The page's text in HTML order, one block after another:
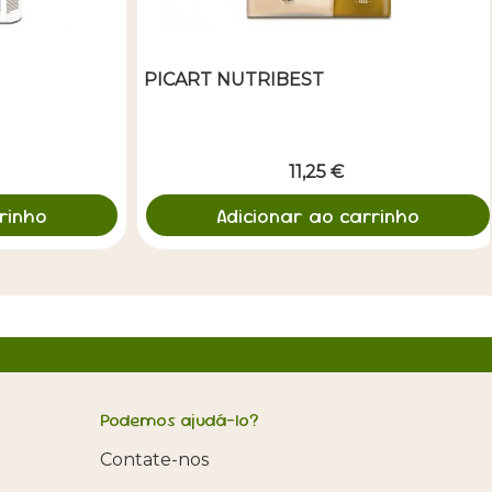
PICART NUTRIBEST
11,25 €
Adicionar ao carrinho
Podemos ajudá-lo?
Contate-nos